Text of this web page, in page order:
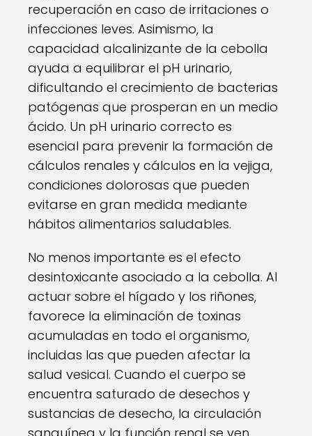
recuperación en caso de irritaciones o
infecciones leves. Asimismo, la
capacidad alcalinizante de la cebolla
ayuda a equilibrar el pH urinario,
dificultando el crecimiento de bacterias
patógenas que prosperan en un medio
ácido. Un pH urinario correcto es
esencial para prevenir la formación de
cálculos renales y cálculos en la vejiga,
condiciones dolorosas que pueden
evitarse en gran medida mediante
hábitos alimentarios saludables.
No menos importante es el efecto
desintoxicante asociado a la cebolla. Al
actuar sobre el hígado y los riñones,
favorece la eliminación de toxinas
acumuladas en todo el organismo,
incluidas las que pueden afectar la
salud vesical. Cuando el cuerpo se
encuentra saturado de desechos y
sustancias de desecho, la circulación